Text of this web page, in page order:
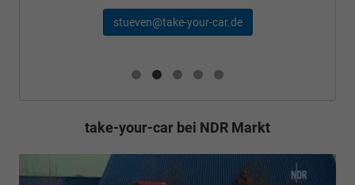
stueven@take-your-car.de
take-your-car bei NDR Markt